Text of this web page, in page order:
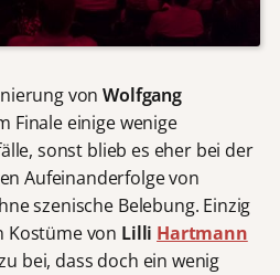
vonWolfgang
Finale einige wenige
sonst blieb es eher bei der
Aufeinanderfolge von
szenische Belebung. Einzig
Kostüme von Lilli Hartmann
bei, dass doch ein wenig